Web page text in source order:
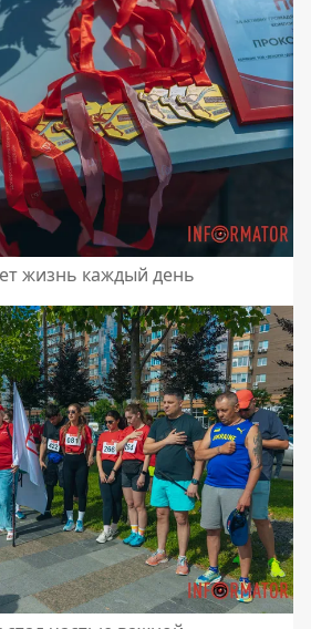
жизнь каждый день